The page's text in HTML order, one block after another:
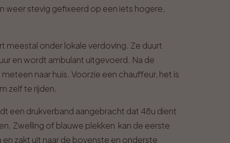
weer stevig gefixeerd op een iets hogere,
meestal onder lokale verdoving. Ze duurt
en wordt ambulant uitgevoerd. Na de
naar huis. Voorzie een chauffeur, het is
zelf te rijden.
een drukverband aangebracht dat 48u dient
Zwelling of blauwe plekken kan de eerste
zakt uit naar de bovenste en onderste